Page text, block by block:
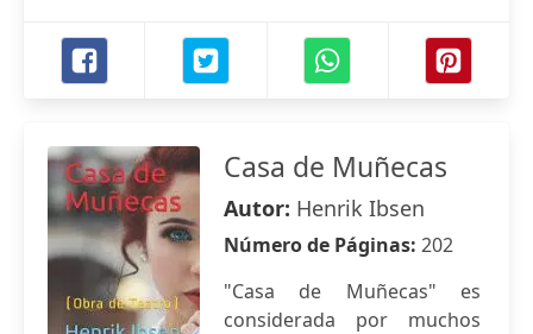
Casa de Muñecas
Autor: Henrik Ibsen
Número de Páginas: 202
"Casa de Muñecas" es
considerada por muchos